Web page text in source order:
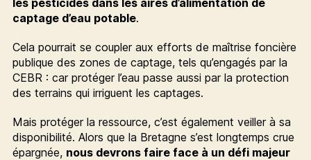
les pesticides dans les aires d’alimentation de
captage d’eau potable.
Cela pourrait se coupler aux efforts de maîtrise foncière
publique des zones de captage, tels qu’engagés par la
CEBR : car protéger l’eau passe aussi par la protection
des terrains qui irriguent les captages.
Mais protéger la ressource, c’est également veiller à sa
disponibilité. Alors que la Bretagne s’est longtemps crue
épargnée, nous devrons faire face à un défi majeur